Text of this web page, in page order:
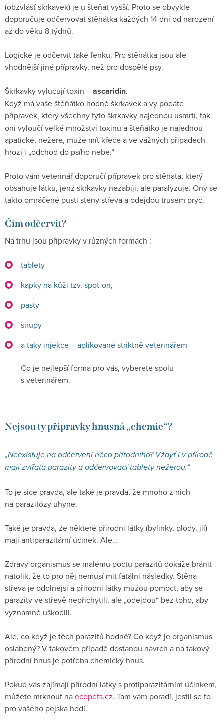
(obzvlášť škrkavek) je u štěňat vyšší. Proto se obvykle
doporučuje odčervovat štěňátka každých 14 dní od narození
až do věku 8 týdnů.
Logické je odčervit také fenku. Pro štěňátka jsou ale
vhodnější jiné přípravky, než pro dospělé psy.
Škrkavky vylučují toxin –ascaridin.
Když má vaše štěňátko hodně škrkavek a vy podáte
přípravek, který všechny tyto škrkavky najednou usmrtí, tak
oni vyloučí velké množství toxinu a štěňátko je najednou
apatické, nežere, může mít křeče a ve vážných případech
hrozí i „odchod do psího nebe.“
Proto vám veterinář doporučí přípravek pro štěňata, který
obsahuje látku, jenž škrkavky nezabíjí, ale paralyzuje. Ony se
takto omráčené pustí stěny střeva a odejdou trusem pryč.
Čím odčervit?
Na trhu jsou přípravky v různých formách :
tablety
kapky na kůži tzv. spot-on,
pasty
sirupy
a taky injekce – aplikované striktně veterinářem
Co je nejlepší forma pro vás, vyberete spolu
s veterinářem.
Nejsou ty přípravky hnusná „chemie“?
„Neexistuje na odčervení něco přírodního? Vždyť i v přírodě
mají zvířata parazity a odčervovací tablety nežerou.“
To je sice pravda, ale také je pravda, že mnoho z nich
na parazitózy uhyne.
Také je pravda, že některé přírodní látky (bylinky, plody, jíl)
mají antiparazitární účinek. Ale…
Zdravý organismus se malému počtu parazitů dokáže bránit
natolik, že to pro něj nemusí mít fatální následky. Stěna
střeva je odolnější a přírodní látky můžou pomoct, aby se
parazity ve střevě nepřichytili, ale „odejdou“ bez toho, aby
významně uškodili.
Ale, co když je těch parazitů hodně? Co když je organismus
oslabený? V takovém případě dostanou navrch a na takový
přírodní hnus je potřeba chemický hnus.
Pokud vás zajímají přírodní látky s protiparazitárním účinkem,
můžete mrknout naecopets.cz. Tam vám poradí, jestli se to
pro vašeho pejska hodí.